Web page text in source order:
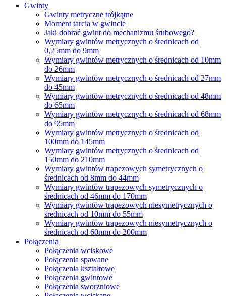
Gwinty
Gwinty metryczne trójkątne
Moment tarcia w gwincie
Jaki dobrać gwint do mechanizmu śrubowego?
Wymiary gwintów metrycznych o średnicach od
0,25mm do 9mm
Wymiary gwintów metrycznych o średnicach od 10mm
do 26mm
Wymiary gwintów metrycznych o średnicach od 27mm
do 45mm
Wymiary gwintów metrycznych o średnicach od 48mm
do 65mm
Wymiary gwintów metrycznych o średnicach od 68mm
do 95mm
Wymiary gwintów metrycznych o średnicach od
100mm do 145mm
Wymiary gwintów metrycznych o średnicach od
150mm do 210mm
Wymiary gwintów trapezowych symetrycznych o
średnicach od 8mm do 44mm
Wymiary gwintów trapezowych symetrycznych o
średnicach od 46mm do 170mm
Wymiary gwintów trapezowych niesymetrycznych o
średnicach od 10mm do 55mm
Wymiary gwintów trapezowych niesymetrycznych o
średnicach od 60mm do 200mm
Połączenia
Połączenia wciskowe
Połączenia spawane
Połączenia kształtowe
Połączenia gwintowe
Połączenia sworzniowe